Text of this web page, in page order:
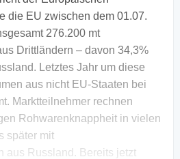
die EU zwischen dem 01.07.
276.200 mt
Drittländern – davon 34,3%
Letztes Jahr um diese
aus nicht EU-Staaten bei
Marktteilnehmer rechnen
Rohwarenknappheit in vielen
später mit
aus Russland. Bereits jetzt